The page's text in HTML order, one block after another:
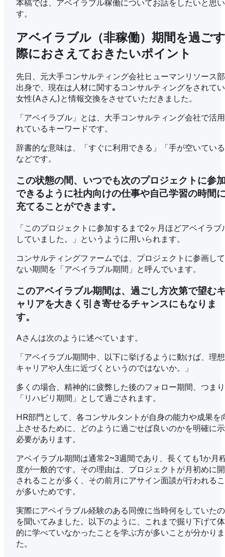
本稿では、アベイラブル稼働についてお話をしたいと思
す。
アベイラブル（非稼働）期間を過ごす
際におさえておきたいポイント
先日、元大手コンサルティング会社ヒューマンリソース
出身で、現在は人材に関するコンサルティングをされて
女性(Aさん)と情報交換をさせていただきました。
「アベイラブル」とは、大手コンサルティング会社で活
れているキーワードです。
辞書的な意味は、「すぐに利用できる」「手が空いてい
などです。
この状態の間、いつでも次のプロジェクトに参
できるように社内向けの仕事や自己学習の時間
充てることができます。
「このプロジェクトに参加するまで2ヶ月ほどアベイラブ
していました。」というように用いられます。
コンサルティングファームでは、プロジェクトに参画し
ない期間を「アベイラブル期間」と呼んでいます。
このアベイラブル期間は、過ごし方次第で望む
ャリアを大きく引き寄せるチャンスにもなりま
す。
Aさんは次のように述べています。
「アベイラブル期間中、以下に挙げるように動けば、理
キャリアや人生に近づくというのではないか。」
多くの場合、精神的に疲弊した後のフォロー期間、つまり
「リハビリ期間」として過ごされます。
HR部門として、各コンサルタントが自身の能力や成果を
上させるために、どのように過ごせば良いのかを明確に
必要があります。
アベイラブル期間は通常2~3週間であり、長くても1か月
度が一般的です。その理由は、プロジェクトが月初めに
されることが多く、その前月にアサイン面談が行われる
が多いためです。
実際にアベイラブル経験のある同僚に当時何をしていた
を聞いてみました。以下のように、これまで掘り下げて
的に学べていなかったことを学ぶ方が多いことが分かり
た。